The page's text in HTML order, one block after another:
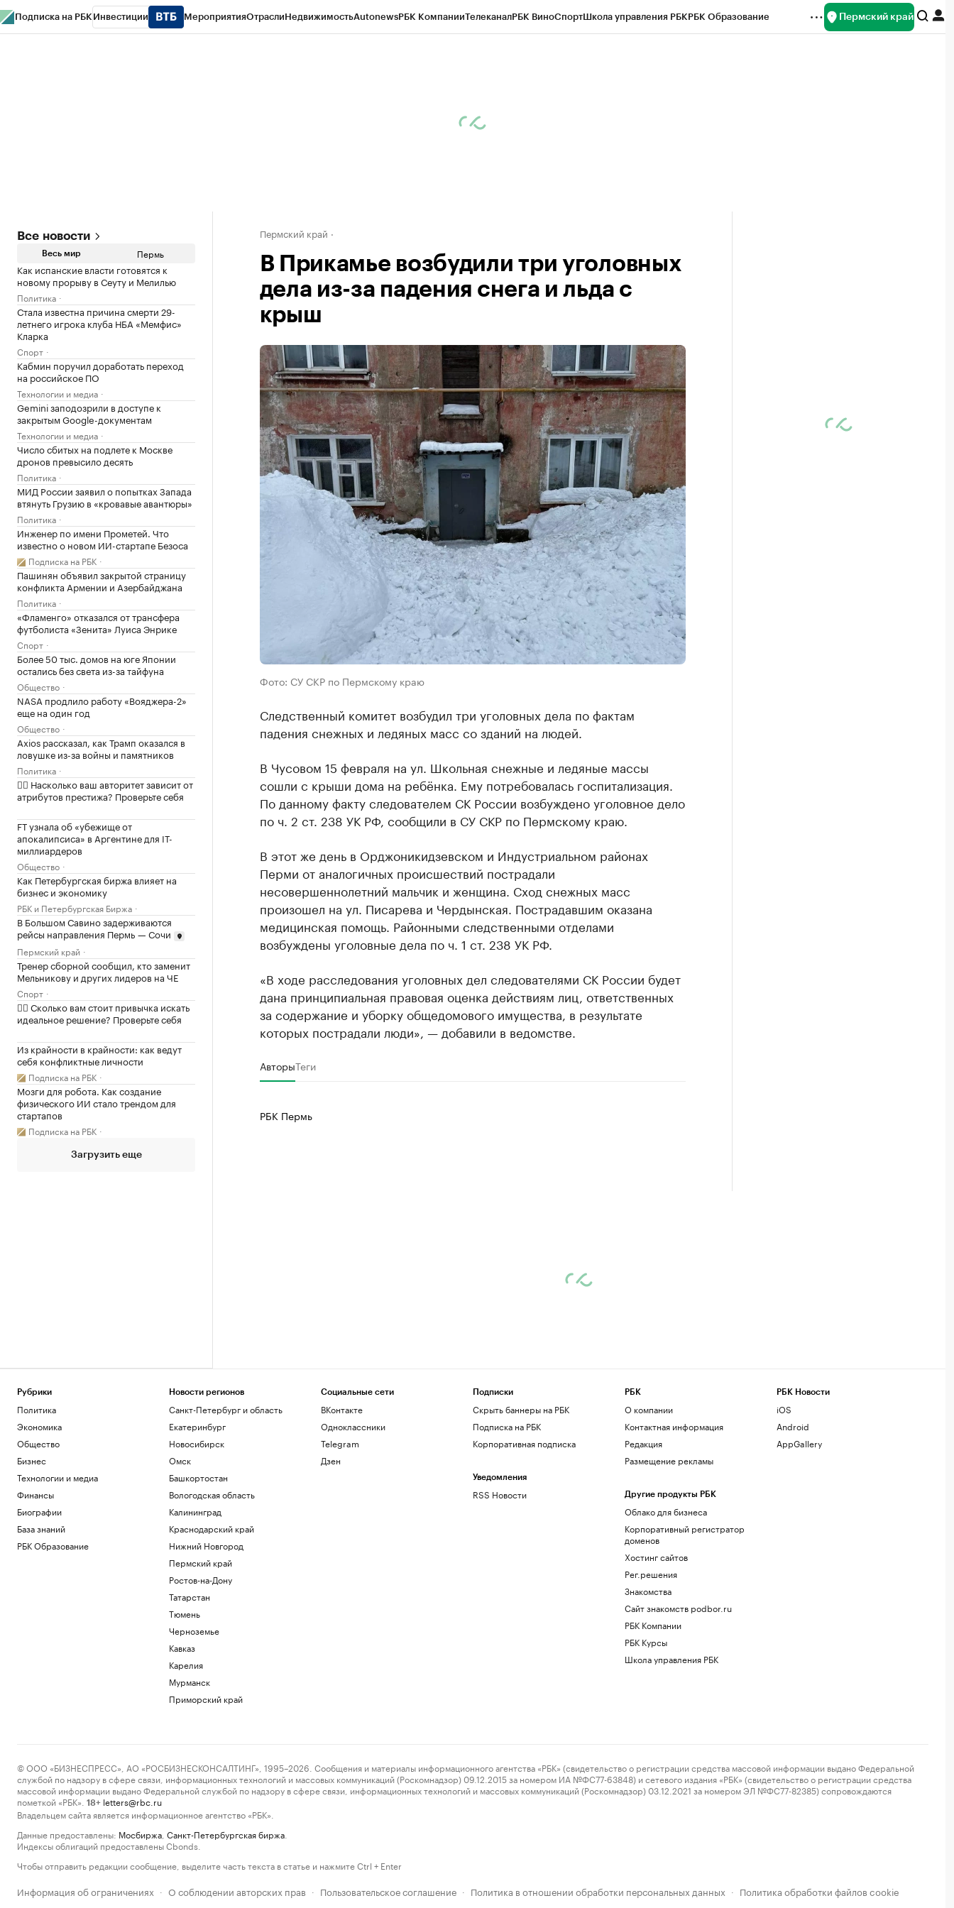
Подписка на РБК Инвестиции МероприятияОтраслиНедвижимостьAutonewsРБК КомпанииТелеканалРБК ВиноСпортШкола управления РБКРБК Образование Пермский край
Все новости
Весь мир Пермь
Как испанские власти готовятся к
новому прорыву в Сеуту и Мелилью
Политика
Стала известна причина смерти 29-
летнего игрока клуба НБА «Мемфис»
Кларка
Спорт
Кабмин поручил доработать переход
на российское ПО
Технологии и медиа
Gemini заподозрили в доступе к
закрытым Google-документам
Технологии и медиа
Число сбитых на подлете к Москве
дронов превысило десять
Политика
МИД России заявил о попытках Запада
втянуть Грузию в «кровавые авантюры»
Политика
Инженер по имени Прометей. Что
известно о новом ИИ-стартапе Безоса
Подписка на РБК
Пашинян объявил закрытой страницу
конфликта Армении и Азербайджана
Политика
«Фламенго» отказался от трансфера
футболиста «Зенита» Луиса Энрике
Спорт
Более 50 тыс. домов на юге Японии
остались без света из-за тайфуна
Общество
NASA продлило работу «Вояджера-2»
еще на один год
Общество
Axios рассказал, как Трамп оказался в
ловушке из-за войны и памятников
Политика
✍🏻 Насколько ваш авторитет зависит от
атрибутов престижа? Проверьте себя
FT узнала об «убежище от
апокалипсиса» в Аргентине для IT-
миллиардеров
Общество
Как Петербургская биржа влияет на
бизнес и экономику
РБК и Петербургская Биржа
В Большом Савино задерживаются
рейсы направления Пермь — Сочи
Пермский край
Тренер сборной сообщил, кто заменит
Мельникову и других лидеров на ЧЕ
Спорт
✍🏻 Сколько вам стоит привычка искать
идеальное решение? Проверьте себя
Из крайности в крайности: как ведут
себя конфликтные личности
Подписка на РБК
Мозги для робота. Как создание
физического ИИ стало трендом для
стартапов
Подписка на РБК
Загрузить еще
Пермский край
В Прикамье возбудили три уголовных
дела из-за падения снега и льда с
крыш
Фото: СУ СКР по Пермскому краю
Следственный комитет возбудил три уголовных дела по фактам
падения снежных и ледяных масс со зданий на людей.
В Чусовом 15 февраля на ул. Школьная снежные и ледяные массы
сошли с крыши дома на ребёнка. Ему потребовалась госпитализация.
По данному факту следователем СК России возбуждено уголовное дело
по ч. 2 ст. 238 УК РФ, сообщили в СУ СКР по Пермскому краю.
В этот же день в Орджоникидзевском и Индустриальном районах
Перми от аналогичных происшествий пострадали
несовершеннолетний мальчик и женщина. Сход снежных масс
произошел на ул. Писарева и Чердынская. Пострадавшим оказана
медицинская помощь. Районными следственными отделами
возбуждены уголовные дела по ч. 1 ст. 238 УК РФ.
«В ходе расследования уголовных дел следователями СК России будет
дана принципиальная правовая оценка действиям лиц, ответственных
за содержание и уборку общедомового имущества, в результате
которых пострадали люди», — добавили в ведомстве.
АвторыТеги
РБК Пермь
Рубрики
Политика
Экономика
Общество
Бизнес
Технологии и медиа
Финансы
Биографии
База знаний
РБК Образование
Новости регионов
Санкт-Петербург и область
Екатеринбург
Новосибирск
Омск
Башкортостан
Вологодская область
Калининград
Краснодарский край
Нижний Новгород
Пермский край
Ростов-на-Дону
Татарстан
Тюмень
Черноземье
Кавказ
Карелия
Мурманск
Приморский край
Социальные сети
ВКонтакте
Одноклассники
Telegram
Дзен
Подписки
Скрыть баннеры на РБК
Подписка на РБК
Корпоративная подписка
Уведомления
RSS Новости
РБК
О компании
Контактная информация
Редакция
Размещение рекламы
Другие продукты РБК
Облако для бизнеса
Корпоративный регистратор
доменов
Хостинг сайтов
Рег.решения
Знакомства
Сайт знакомств podbor.ru
РБК Компании
РБК Курсы
Школа управления РБК
РБК Новости
iOS
Android
AppGallery
© ООО «БИЗНЕСПРЕСС», АО «РОСБИЗНЕСКОНСАЛТИНГ», 1995–2026. Сообщения и материалы информационного агентства «РБК» (свидетельство о регистрации средства массовой информации выдано Федеральной
службой по надзору в сфере связи, информационных технологий и массовых коммуникаций (Роскомнадзор) 09.12.2015 за номером ИА №ФС77-63848) и сетевого издания «РБК» (свидетельство о регистрации средства
массовой информации выдано Федеральной службой по надзору в сфере связи, информационных технологий и массовых коммуникаций (Роскомнадзор) 03.12.2021 за номером ЭЛ №ФС77-82385) сопровождаются
пометкой «РБК».
18+ letters@rbc.ru
Владельцем сайта является информационное агентство «РБК».
Данные предоставлены: Мосбиржа Санкт-Петербургская биржа
Индексы облигаций предоставлены Cbonds.
Чтобы отправить редакции сообщение, выделите часть текста в статье и нажмите Ctrl + Enter
Информация об ограничениях · О соблюдении авторских прав · Пользовательское соглашение · Политика в отношении обработки персональных данных · Политика обработки файлов cookie